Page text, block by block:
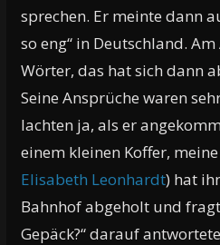
sprechen. Er meinte dann
so eng“ in Deutschland. Am
Wörter, das hat sich dann
Seine Ansprüche waren
lachten ja, als er
einem kleinen Koffer,
Elisabeth Leonhardt) hat
Bahnhof abgeholt und
Gepäck?“ darauf